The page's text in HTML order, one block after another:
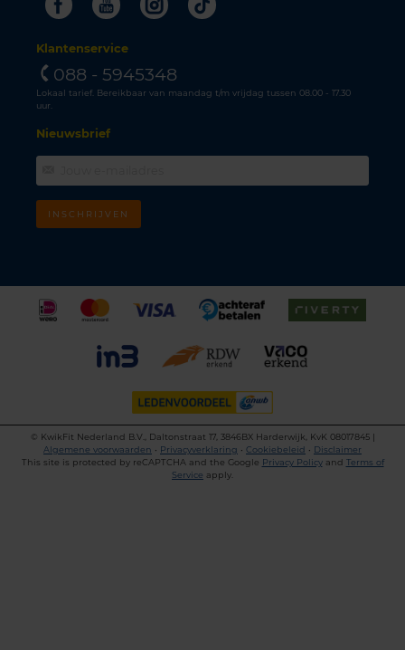
Klantenservice
088 - 5945348
Lokaal tarief. Bereikbaar van maandag t/m vrijdag tussen 08.00 - 17.30
uur.
Nieuwsbrief
INSCHRIJVEN
©
KwikFit Nederland B.V., Daltonstraat 17, 3846BX Harderwijk, KvK 08017845 |
Algemene voorwaarden • Privacyverklaring • Cookiebeleid • Disclaimer
This site is protected by reCAPTCHA and the Google Privacy Policyand Terms of
Service apply.